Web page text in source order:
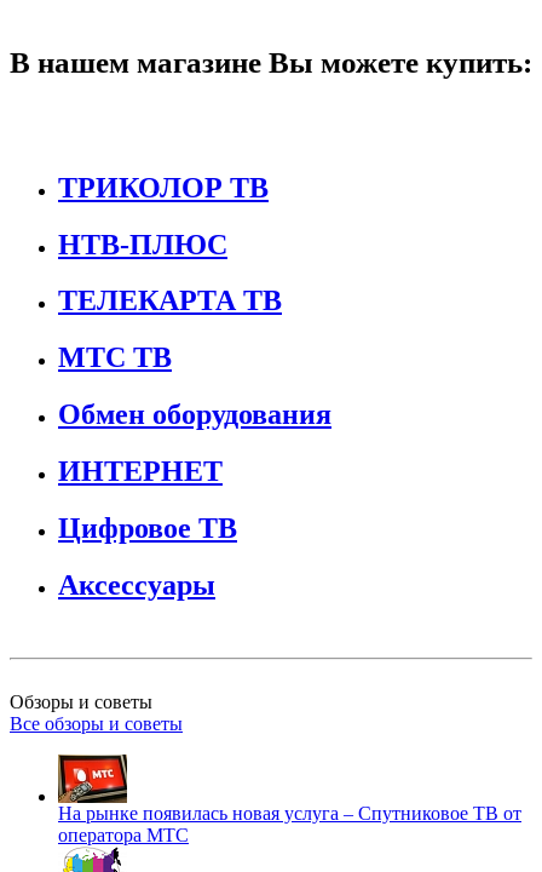
В нашем магазине Вы можете купить:
ТРИКОЛОР ТВ
НТВ-ПЛЮС
ТЕЛЕКАРТА ТВ
МТС ТВ
Обмен оборудования
ИНТЕРНЕТ
Цифровое ТВ
Аксессуары
Обзоры и советы
Все обзоры и советы
На рынке появилась новая услуга – Спутниковое ТВ от
оператора МТС